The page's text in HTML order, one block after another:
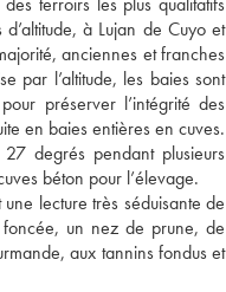
à Lujan de Cuyo et
anciennes et franches
par l’altitude, les baies sont
préserver l’intégrité des
en baies entières en cuves.
degrés pendant plusieurs
béton pour l’élevage.
lecture très séduisante de
un nez de prune, de
aux tannins fondus et